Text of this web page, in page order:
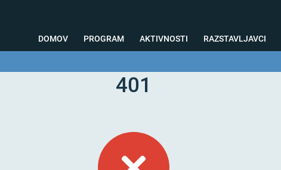
DOMOV PROGRAM AKTIVNOSTI
Testiranja
RAZSTAVLJAVCI
401